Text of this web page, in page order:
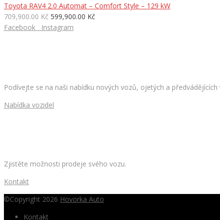
Toyota RAV4 2.0 Automat – Comfort Style – 129 kW
709,900.00 Kč 599,900.00 Kč
Facebook
Instagram
Podívejte se na naši nabídku nových vozů, ojetých a předvádějících
Nabídka vozidel
Zjistěte možnosti prodeje svého vozu.
Kontakt
©Copyright 2026 Hovorka Auto
Kontakt